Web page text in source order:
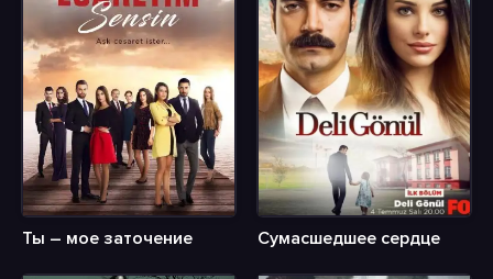
Ты – мое заточение Сумасшедшее сердце